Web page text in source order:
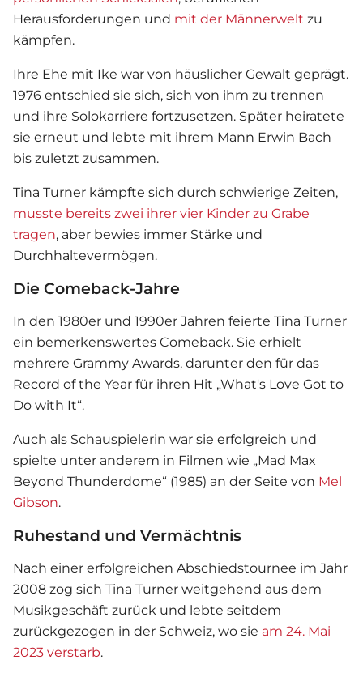
Herausforderungen und mit der Männerwelt zu
kämpfen.
Ihre Ehe mit Ike war von häuslicher Gewalt geprägt.
1976 entschied sie sich, sich von ihm zu trennen
und ihre Solokarriere fortzusetzen. Später heiratete
sie erneut und lebte mit ihrem Mann Erwin Bach
bis zuletzt zusammen.
Tina Turner kämpfte sich durch schwierige Zeiten,
musste bereits zwei ihrer vier Kinder zu Grabe
tragen, aber bewies immer Stärke und
Durchhaltevermögen.
Die Comeback-Jahre
In den 1980er und 1990er Jahren feierte Tina Turner
ein bemerkenswertes Comeback. Sie erhielt
mehrere Grammy Awards, darunter den für das
Record of the Year für ihren Hit „What's Love Got to
Do with It“.
Auch als Schauspielerin war sie erfolgreich und
spielte unter anderem in Filmen wie „Mad Max
Beyond Thunderdome“ (1985) an der Seite von Mel
Gibson.
Ruhestand und Vermächtnis
Nach einer erfolgreichen Abschiedstournee im Jahr
2008 zog sich Tina Turner weitgehend aus dem
Musikgeschäft zurück und lebte seitdem
zurückgezogen in der Schweiz, wo sie am 24. Mai
2023 verstarb.